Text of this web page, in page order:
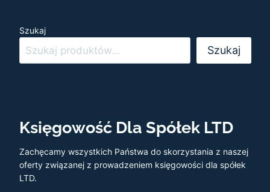
Szukaj
Szukaj
Księgowość Dla Spółek LTD
Zachęcamy wszystkich Państwa do skorzystania z naszej
oferty związanej z prowadzeniem księgowości dla spółek
LTD.